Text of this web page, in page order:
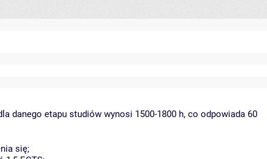
danego etapu studiów wynosi 1500-1800 h, co odpowiada 60
się;